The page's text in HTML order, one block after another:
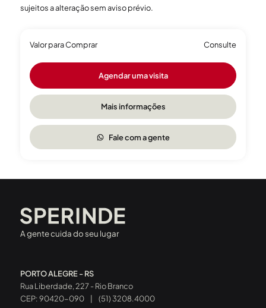
sujeitos a alteração sem aviso prévio.
Valor para Comprar Consulte
Agendar uma visita
Mais informações
Fale com a gente
A gente cuida do seu lugar
PORTO ALEGRE - RS
Rua Liberdade, 227 - Rio Branco
CEP: 90420-090
(51) 3208.4000